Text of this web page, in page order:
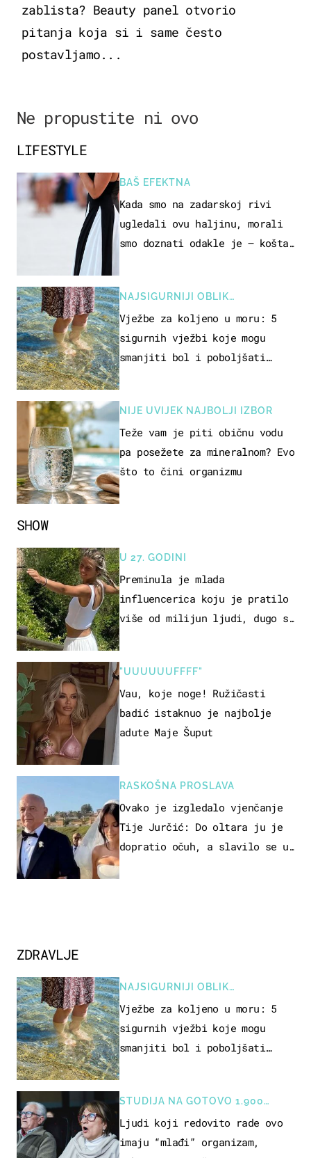
zablista? Beauty panel otvorio
pitanja koja si i same često
postavljamo...
Ne propustite ni ovo
SHOW
U 27. GODINI
Preminula je mlada
influencerica koju je pratilo
više od milijun ljudi, dugo se
"UUUUUUFFFF"
Vau, koje noge! Ružičasti
badić istaknuo je najbolje
adute Maje Šuput
RASKOŠNA PROSLAVA
Ovako je izgledalo vjenčanje
Tije Jurčić: Do oltara ju je
dopratio očuh, a slavilo se uz
ZDRAVLJE
NAJSIGURNIJI OBLIK
REKREACIJE
Vježbe za koljeno u moru: 5
sigurnih vježbi koje mogu
smanjiti bol i poboljšati
STUDIJA NA GOTOVO 1.900
OSOBA
Ljudi koji redovito rade ovo
imaju “mlađi” organizam,
LIFESTYLE
BAŠ EFEKTNA
Kada smo na zadarskoj rivi
ugledali ovu haljinu, morali
smo doznati odakle je – košta
NAJSIGURNIJI OBLIK
REKREACIJE
Vježbe za koljeno u moru: 5
sigurnih vježbi koje mogu
smanjiti bol i poboljšati
NIJE UVIJEK NAJBOLJI IZBOR
Teže vam je piti običnu vodu
pa posežete za mineralnom? Evo
što to čini organizmu